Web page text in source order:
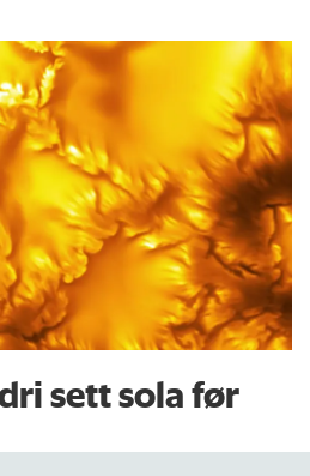
sett sola før